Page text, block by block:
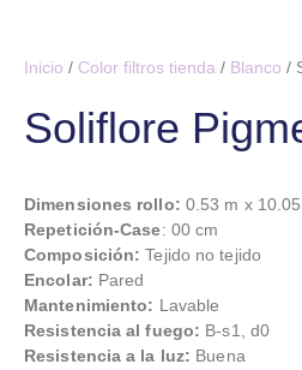
Inicio / Color filtros tienda / Blanco /
Soliflore
Dimensiones rollo: 0.53 m x
Repetición-Case: 00 cm
Composición: Tejido no tejido
Encolar: Pared
Mantenimiento: Lavable
Resistencia al fuego: B-s1, d0
Resistencia a la luz: Buena